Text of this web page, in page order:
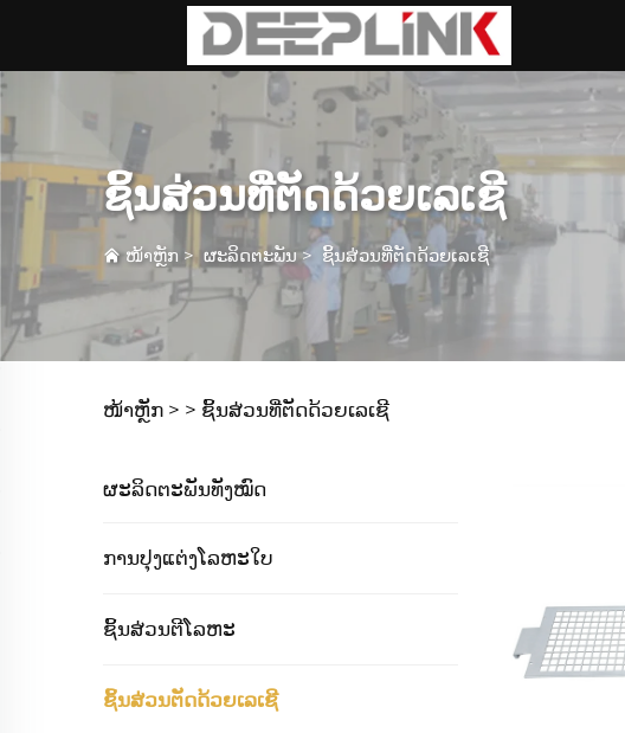
ຊິ້ນສ່ວນທີ່ຕັດດ້ວຍເລເຊີ
ໜ້າຫຼັກ > ຜະລິດຕະພັນ> ຊິ້ນສ່ວນທີ່ຕັດດ້ວຍເລເຊີ
ໜ້າຫຼັກ > > ຊິ້ນສ່ວນທີ່ຕັດດ້ວຍເລເຊີ
ຜະລິດຕະພັນທັງໝົດ
ການປຸງແຕ່ງໂລຫະໃບ
ຊິ້ນສ່ວນຕີໂລຫະ
ຊິ້ນສ່ວນຕັດດ້ວຍເລເຊີ